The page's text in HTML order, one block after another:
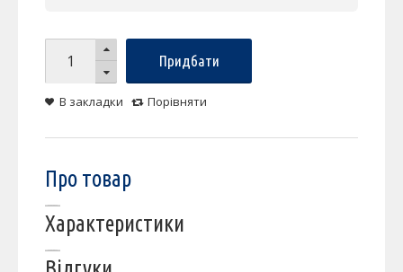
Придбати
В закладки Порівняти
Про товар
Характеристики